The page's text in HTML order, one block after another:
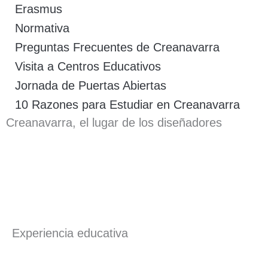
Erasmus
Normativa
Preguntas Frecuentes de Creanavarra
Visita a Centros Educativos
Jornada de Puertas Abiertas
10 Razones para Estudiar en Creanavarra
Creanavarra, el lugar de los diseñadores
Experiencia educativa